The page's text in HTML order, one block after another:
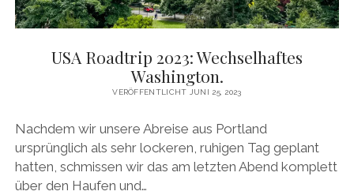
USA Roadtrip 2023: Wechselhaftes
Washington.
VERÖFFENTLICHT JUNI 25, 2023
Nachdem wir unsere Abreise aus Portland
ursprünglich als sehr lockeren, ruhigen Tag geplant
hatten, schmissen wir das am letzten Abend komplett
über den Haufen und…